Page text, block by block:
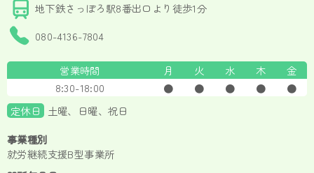
地下鉄さっぽろ駅8番出口より徒歩1分
080-4136-7804
営業時間 月 火 水 木
金
8:30-18:00
● ● ● ●
●
定休日
土曜、日曜、祝日
事業種別
就労継続支援B型事業所